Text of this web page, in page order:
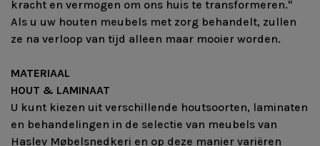
kracht en vermogen om ons huis te transformeren."
Als u uw houten meubels met zorg behandelt, zullen
ze na verloop van tijd alleen maar mooier worden.
MATERIAAL
HOUT & LAMINAAT
U kunt kiezen uit verschillende houtsoorten, laminaten
en behandelingen in de selectie van meubels van
Haslev Møbelsnedkeri en op deze manier variëren